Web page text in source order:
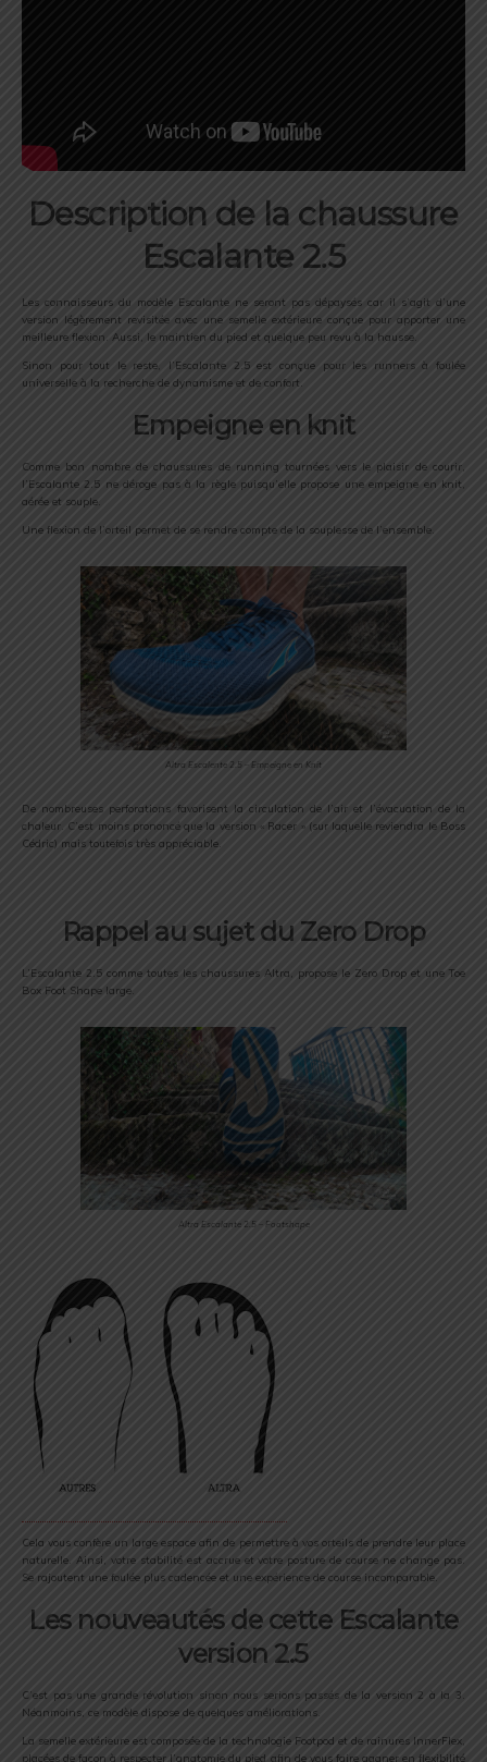
Description de la chaussure
Escalante 2.5
Les connaisseurs du modèle Escalante ne seront pas dépaysés car il s’agit d’une
version légèrement revisitée avec une semelle extérieure conçue pour apporter une
meilleure flexion. Aussi, le maintien du pied et quelque peu revu à la hausse.
Sinon pour tout le reste, l’Escalante 2.5 est conçue pour les runners à foulée
universelle à la recherche de dynamisme et de confort.
Empeigne en knit
Comme bon nombre de chaussures de running tournées vers le plaisir de courir,
l’Escalante 2.5 ne déroge pas à la règle puisqu’elle propose une empeigne en knit,
aérée et souple.
Une flexion de l’orteil permet de se rendre compte de la souplesse de l’ensemble.
Altra Escalente 2.5 – Empeigne en Knit
De nombreuses perforations favorisent la circulation de l’air et l’évacuation de la
chaleur. C’est moins prononcé que la version « Racer » (sur laquelle reviendra le Boss
Cédric) mais toutefois très appréciable.
Rappel au sujet du Zero Drop
L’Escalante 2.5 comme toutes les chaussures Altra, propose le Zero Drop et une Toe
Box Foot Shape large.
Altra Escalante 2.5 – Footshape
Cela vous confère un large espace afin de permettre à vos orteils de prendre leur place
naturelle. Ainsi, votre stabilité est accrue et votre posture de course ne change pas.
Se rajoutent une foulée plus cadencée et une expérience de course incomparable.
Les nouveautés de cette Escalante
version 2.5
C’est pas une grande révolution sinon nous serions passés de la version 2 à la 3.
Néanmoins, ce modèle dispose de quelques améliorations.
La semelle extérieure est composée de la technologie Footpod et de rainures InnerFlex,
placées de façon à respecter l’anatomie du pied afin de vous faire gagner en flexibilité